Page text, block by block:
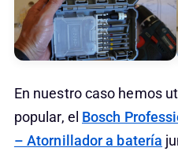
En nuestro caso hemos
popular, el Bosch
– Atornillador a batería